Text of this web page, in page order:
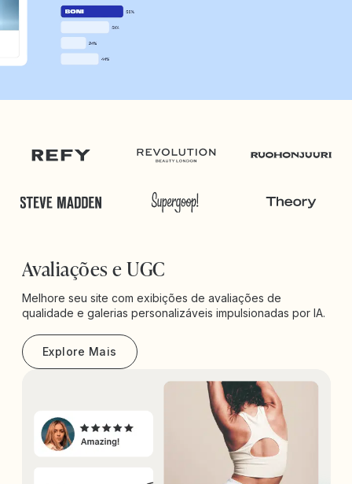
Avaliações e UGC
Melhore seu site com exibições de avaliações de
qualidade e galerias personalizáveis impulsionadas por IA.
Explore Mais